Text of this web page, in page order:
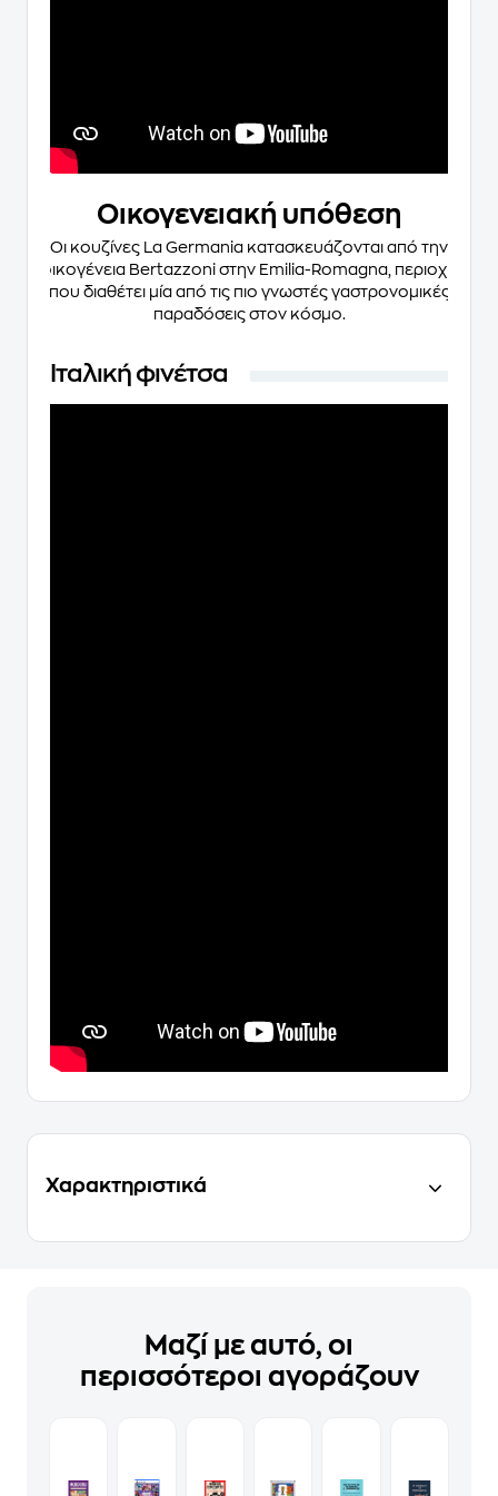
Οικογενειακή υπόθεση
Οι κουζίνες La Germania κατασκευάζονται από την
οικογένεια Bertazzoni στην Emilia-Romagna, περιοχή
που διαθέτει μία από τις πιο γνωστές γαστρονομικές
παραδόσεις στον κόσμο.
Ιταλική φινέτσα
Χαρακτηριστικά
Μαζί με αυτό, οι
περισσότεροι αγοράζουν